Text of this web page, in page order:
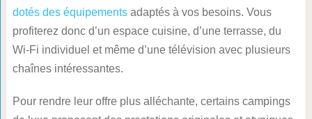
dotés des équipementsadaptés à vos besoins. Vous
profiterez donc d’un espace cuisine, d’une terrasse, du
Wi-Fi individuel et même d’une télévision avec plusieurs
chaînes intéressantes.
Pour rendre leur offre plus alléchante, certains campings